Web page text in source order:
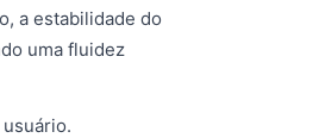
a estabilidade do
uma fluidez